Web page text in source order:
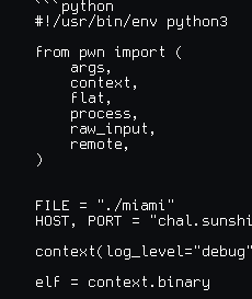
```python
#!/usr/bin/env python3
from pwn import (
    args,
    context,
    flat,
    process,
    raw_input,
    remote,
)
FILE = "./miami"
HOST, PORT =
elf = context.binary